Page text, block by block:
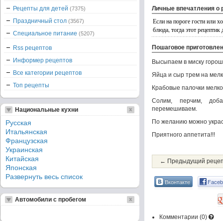
Личные впечатления о
Если на пороге гости или
блюда, тогда этот рецептик
Пошаговое
Высыпаем в миску
Яйца и сыр трем на
Крабовые палочки
Солим, перчим,
перемешиваем.
По желанию можно
Приятного аппетита!!!
← Предыдущий
Вконтакте
Комментарии (0)
Рецепты для детей (7375)
Праздничный стол (3567)
Специальное питание (5207)
Rss рецептов
Информер рецептов
Все категории рецептов
Топ рецепты
Национальные кухни
Русская
Итальянская
Французская
Украинская
Китайская
Японская
Развернуть весь список
Автомобили с пробегом